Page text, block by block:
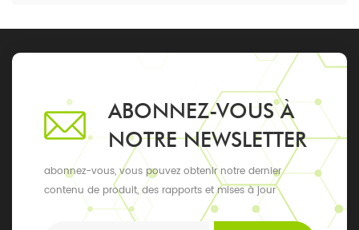
qualité cosmétique
(pois) test des éléments
Caractéristiques résultats
apparence poudre fine
compile Couleur Blanc à
blanc cassé compile
identification positif compile
métaux lourds nmt 10 ppm
ABONNEZ-VOUS À
NOTRE NEWSLETTER
abonnez-vous, vous pouvez obtenir notre dernier
contenu de produit, des rapports et mises à jour
exclusifs, les derniers événements locaux